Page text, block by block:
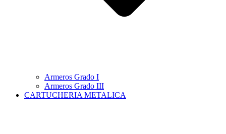
Armeros Grado I
Armeros Grado III
CARTUCHERIA METALICA